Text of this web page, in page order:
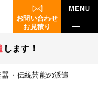
お問い合わせ
お見積り
します！
器・伝統芸能の派遣